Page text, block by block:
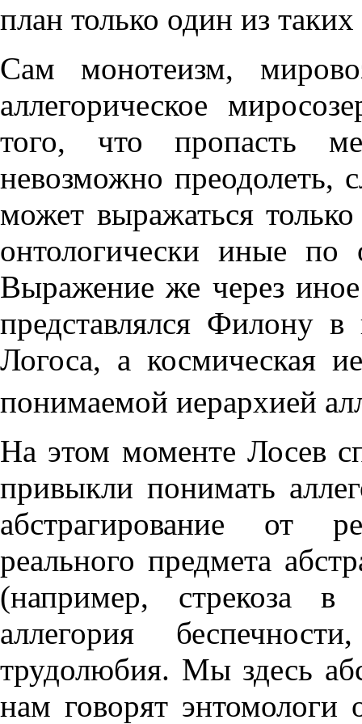
план только один из
Сам монотеизм,
аллегорическое
того, что пропасть
невозможно преодолеть,
может выражаться
онтологически иные
Выражение же через
представлялся Филону в
Логоса, а космическая
понимаемой иерархией
На этом моменте Лосев
привыкли понимать
абстрагирование от
реального предмета
(например, стрекоза
аллегория
трудолюбия. Мы здесь
нам говорят энтомологи